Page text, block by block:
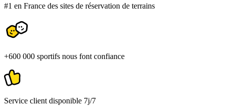
#1 en France des sites de réservation de terrains
+600 000 sportifs nous font confiance
Service client disponible 7j/7